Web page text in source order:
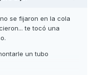
se fijaron en la cola
te tocó una
un tubo